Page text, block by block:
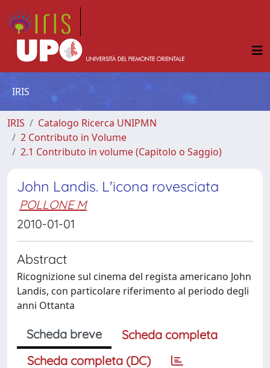
IRIS
IRIS
Catalogo Ricerca UNIPMN
2 Contributo in Volume
2.1 Contributo in volume (Capitolo o Saggio)
John Landis. L'icona rovesciata
POLLONE M
2010-01-01
Abstract
Ricognizione sul cinema del regista americano John
Landis, con particolare riferimento al periodo degli
anni Ottanta
Scheda breve
Scheda completa
Scheda completa (DC)